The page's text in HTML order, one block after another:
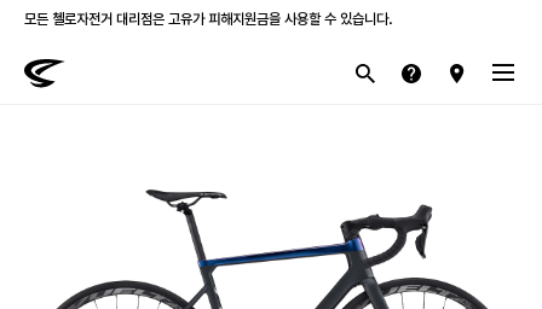
첼로 전 제품 삼성카드 / KB국민카드 12개월 무이자 할부 행사를 진행하고 있습니다.